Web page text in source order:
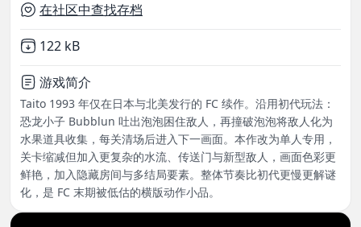
在社区中查找存档
Not downloaded
122 kB
游戏简介
Taito 1993 年仅在日本与北美发行的 FC 续作。沿用初代玩法：
恐龙小子 Bubblun 吐出泡泡困住敌人，再撞破泡泡将敌人化为
水果道具收集，每关清场后进入下一画面。本作改为单人专用，
关卡缩减但加入更复杂的水流、传送门与新型敌人，画面色彩更
鲜艳，加入隐藏房间与多结局要素。整体节奏比初代更慢更解谜
化，是 FC 末期被低估的横版动作小品。